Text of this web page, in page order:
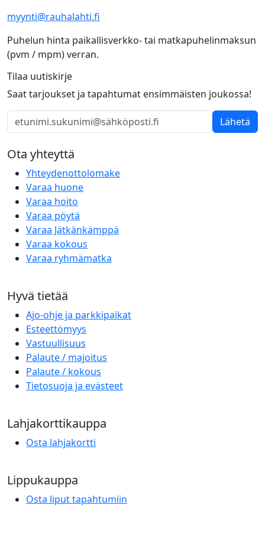
myynti@rauhalahti.fi
Puhelun hinta paikallisverkko- tai matkapuhelinmaksun
(pvm / mpm) verran.
Tilaa uutiskirje
Saat tarjoukset ja tapahtumat ensimmäisten joukossa!
Lähetä
Ota yhteyttä
Yhteydenottolomake
Varaa huone
Varaa hoito
Varaa pöytä
Varaa Jätkänkämppä
Varaa kokous
Varaa ryhmämatka
Hyvä tietää
Ajo-ohje ja parkkipaikat
Esteettömyys
Vastuullisuus
Palaute / majoitus
Palaute / kokous
Tietosuoja ja evästeet
Lahjakorttikauppa
Osta lahjakortti
Lippukauppa
Osta liput tapahtumiin